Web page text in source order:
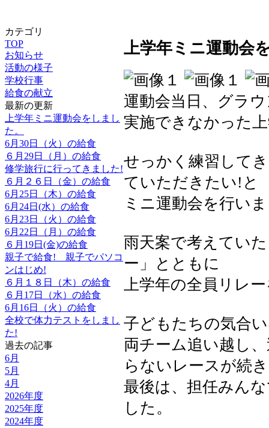
カテゴリ
TOP
お知らせ
活動の様子
学校行事
給食の献立
最新の更新
上学年ミニ運動会をしまし
た。
6月30日（火）の給食
６月29日（月）の給食
修学旅行に行ってきました!
６月２６日（金）の給食
6月25日（木）の給食
6月24日(水）の給食
6月23日（火）の給食
6月22日（月）の給食
６月19日(金)の給食
親子で給食! 親子でパソコ
ンはじめ!
６月１８日（木）の給食
６月17日（水）の給食
6月16日（火）の給食
全校で体力テストをしまし
た!
過去の記事
6月
5月
4月
2026年度
2025年度
2024年度
上学年ミニ運動会
運動会当日、グラ
実施できなかった
せっかく練習して
ていただきたい!と
ミニ運動会を行い
雨天案で考えてい
ー」とともに
上学年の全員リレ
子どもたちの気合
両チーム追い越し
らないレースが続
最後は、担任みん
した。